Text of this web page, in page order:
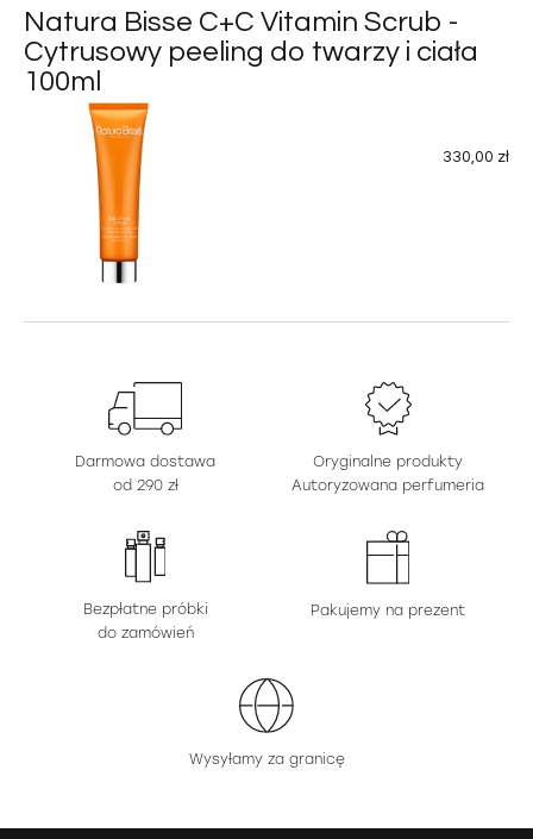
Natura Bisse C+C Vitamin Scrub -
Cytrusowy peeling do twarzy i ciała
100ml
330,00 zł
Darmowa dostawa
od 290 zł
Oryginalne produkty
Autoryzowana perfumeria
Bezpłatne próbki
do zamówień
Pakujemy na prezent
Wysyłamy za granicę